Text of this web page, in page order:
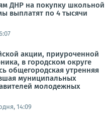
ДНР на покупку школьной
выплатят по 4 тысячи
акции, приуроченной
в городском округе
общегородская утренняя
муниципальных
молодежных
14:09